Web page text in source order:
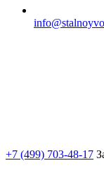
+7 (499) 703-48-17